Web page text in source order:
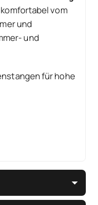
vom
und
und
für hohe